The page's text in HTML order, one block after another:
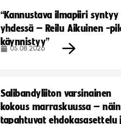
“Kannustava ilmapiiri syntyy
yhdessä – Reilu Aikuinen -
käynnistyy”
05.08.2026
Salibandyliiton varsinainen
kokous marraskuussa – näin
tapahtuvat ehdokasasettelu